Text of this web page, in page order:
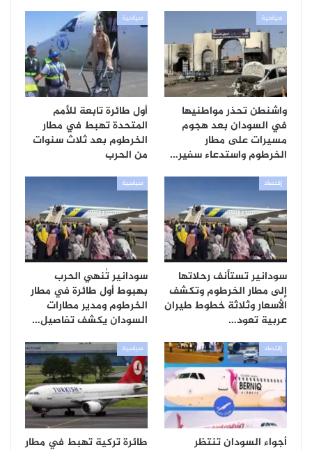
سياسية
واشنطن تحذر مواطنيها
في السودان بعد هجوم
مسيرات على مطار
الخرطوم واستدعاء سفير…
سياسية
أول طائرة تابعة للأمم
المتحدة تهبط في مطار
الخرطوم بعد ثلاث سنوات
من الحرب
إقتصاد
سودانير تستأنف رحلاتها
إلى مطار الخرطوم وتكشف
الأسعار وثلاثة خطوط طيران
عربية تعود…
سياسية
سودانير تُنهي الحرب
بهبوط أول طائرة في مطار
الخرطوم ومدير مطارات
السودان يكشف تفاصيل…
إقتصاد
أجواء السودان تنتظر
سياسية
طائرة تركية تهبط في مطار